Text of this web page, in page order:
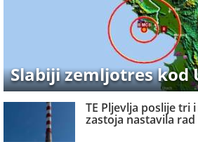
Slabiji zemljotres kod
TE Pljevlja poslije tri
zastoja nastavila rad